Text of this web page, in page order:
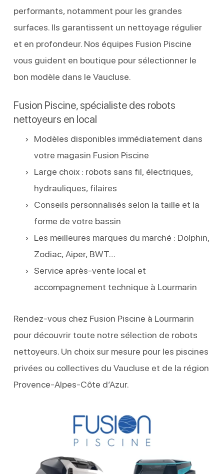
performants, notamment pour les grandes
surfaces. Ils garantissent un nettoyage régulier
et en profondeur. Nos équipes Fusion Piscine
vous guident en boutique pour sélectionner le
bon modèle dans le Vaucluse.
Fusion Piscine, spécialiste des robots
nettoyeurs en local
Modèles disponibles immédiatement dans
votre magasin Fusion Piscine
Large choix : robots sans fil, électriques,
hydrauliques, filaires
Conseils personnalisés selon la taille et la
forme de votre bassin
Les meilleures marques du marché : Dolphin,
Zodiac, Aiper, BWT…
Service après-vente local et
accompagnement technique à Lourmarin
Rendez-vous chez Fusion Piscine à Lourmarin
pour découvrir toute notre sélection de robots
nettoyeurs. Un choix sur mesure pour les piscines
privées ou collectives du Vaucluse et de la région
Provence-Alpes-Côte d’Azur.